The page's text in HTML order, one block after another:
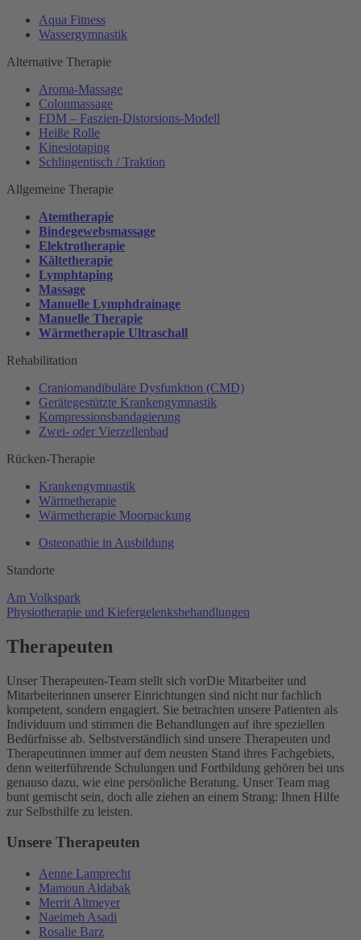
Aqua Fitness
Wassergymnastik
Alternative Therapie
Aroma-Massage
Colonmassage
FDM – Faszien-Distorsions-Modell
Heiße Rolle
Kinesiotaping
Schlingentisch / Traktion
Allgemeine Therapie
Atemtherapie
Bindegewebsmassage
Elektrotherapie
Kältetherapie
Lymphtaping
Massage
Manuelle Lymphdrainage
Manuelle Therapie
Wärmetherapie Ultraschall
Rehabilitation
Craniomandibuläre Dysfunktion (CMD)
Gerätegestützte Krankengymnastik
Kompressionsbandagierung
Zwei- oder Vierzellenbad
Rücken-Therapie
Krankengymnastik
Wärmetherapie
Wärmetherapie Moorpackung
Osteopathie in Ausbildung
Standorte
Am Volkspark
Physiotherapie und Kiefergelenksbehandlungen
Therapeuten
Unser Therapeuten-Team stellt sich vorDie Mitarbeiter und
Mitarbeiterinnen unserer Einrichtungen sind nicht nur fachlich
kompetent, sondern engagiert. Sie betrachten unsere Patienten als
Individuum und stimmen die Behandlungen auf ihre speziellen
Bedürfnisse ab. Selbstverständlich sind unsere Therapeuten und
Therapeutinnen immer auf dem neusten Stand ihres Fachgebiets,
denn weiterführende Schulungen und Fortbildung gehören bei uns
genauso dazu, wie eine persönliche Beratung. Unser Team mag
bunt gemischt sein, doch alle ziehen an einem Strang: Ihnen Hilfe
zur Selbsthilfe zu leisten.
Unsere Therapeuten
Aenne Lamprecht
Mamoun Aldabak
Merrit Altmeyer
Naeimeh Asadi
Rosalie Barz